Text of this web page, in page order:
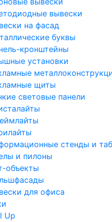
вывески
на фасад
буквы
кронштейны
установки
щиты
световые панели
стенды и
и пилоны
объекты
для офиса
Up